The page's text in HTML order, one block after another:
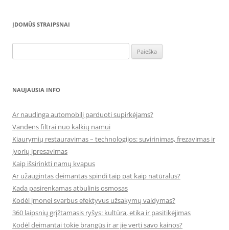
ĮDOMŪS STRAIPSNAI
NAUJAUSIA INFO
Ar naudinga automobilį parduoti supirkėjams?
Vandens filtrai nuo kalkių namui
Kiaurymių restauravimas – technologijos: suvirinimas, frezavimas ir
įvorių įpresavimas
Kaip išsirinkti namų kvapus
Ar užaugintas deimantas spindi taip pat kaip natūralus?
Kada pasirenkamas atbulinis osmosas
Kodėl įmonei svarbus efektyvus užsakymų valdymas?
360 laipsnių grįžtamasis ryšys: kultūra, etika ir pasitikėjimas
Kodėl deimantai tokie brangūs ir ar jie verti savo kainos?